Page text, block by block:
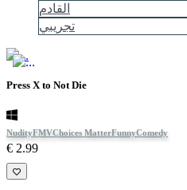
القادم
تجريبي
Press X to Not Die
NudityFMVChoices MatterFunnyComedy
€ 2.99